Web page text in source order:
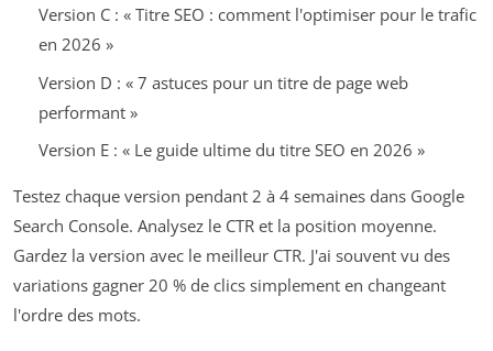
Version C : « Titre SEO : comment l'optimiser pour le trafic
en 2026 »
Version D : « 7 astuces pour un titre de page web
performant »
Version E : « Le guide ultime du titre SEO en 2026 »
Testez chaque version pendant 2 à 4 semaines dans Google
Search Console. Analysez le CTR et la position moyenne.
Gardez la version avec le meilleur CTR. J'ai souvent vu des
variations gagner 20 % de clics simplement en changeant
l'ordre des mots.